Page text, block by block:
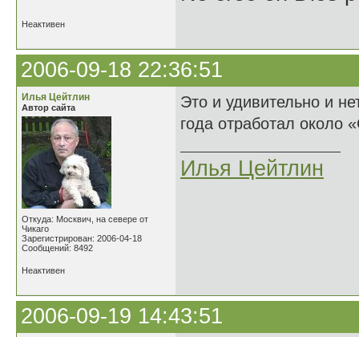
Неактивен
2006-09-18 22:36:51
Илья Цейтлин
Автор сайта
Откуда: Москвич, на севере от
Чикаго
Зарегистрирован: 2006-04-18
Сообщений: 8492
Это и удивительно и
года отработал около
Илья Цейтлин
Неактивен
2006-09-19 14:43:51